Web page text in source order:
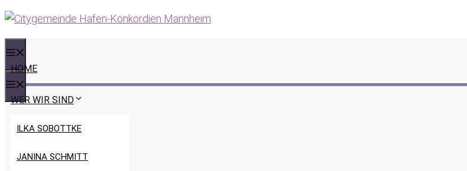
Zum
Inhalt
MENÜ
HOME
WER WIR SIND
ILKA SOBOTTKE
JANINA SCHMITT